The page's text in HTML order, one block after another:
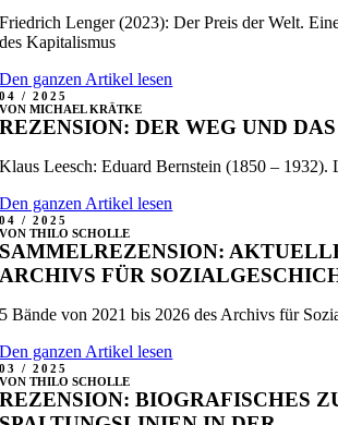
Friedrich Lenger (2023):Der Preis der Welt.
des Kapitalismus
Den ganzen Artikel lesen
04 / 2025
VON MICHAEL KRÄTKE
REZENSION: DER WEG UND
Klaus Leesch: Eduard Bernstein (1850 – 1932).
Den ganzen Artikel lesen
04 / 2025
VON THILO SCHOLLE
SAMMELREZENSION:
ARCHIVS FÜR
5 Bände von 2021 bis 2026 des Archivs für
Den ganzen Artikel lesen
03 / 2025
VON THILO SCHOLLE
REZENSION: BIOGRAFISCHES